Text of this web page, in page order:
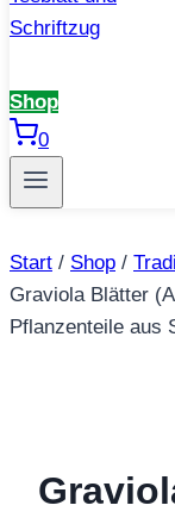
Shop
0
Start / Shop /
Graviola Blätter
Pflanzenteile aus